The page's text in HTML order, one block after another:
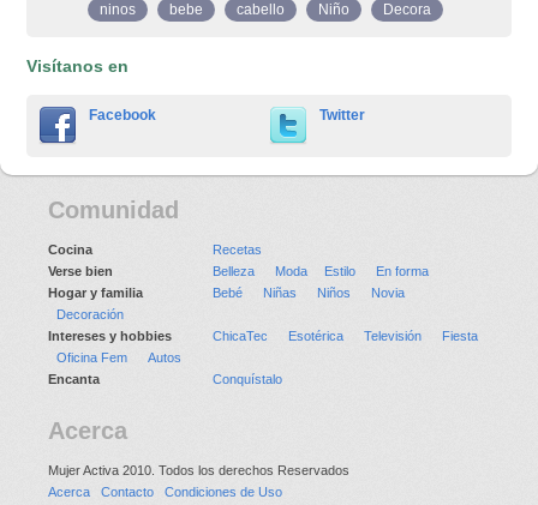
ninos
bebe cabello Niño Decora
Visítanos en
Facebook Twitter
Comunidad
Cocina
Recetas
Verse bien
Belleza Moda Estilo
En forma
Hogar y familia
Bebé Niñas Niños
Novia
Decoración
Intereses y hobbies
ChicaTec Esotérica Televisión
Fiesta
Oficina Fem
Autos
Encanta
Conquístalo
Acerca
Mujer Activa 2010. Todos los derechos Reservados
Acerca
Contacto Condiciones de Uso